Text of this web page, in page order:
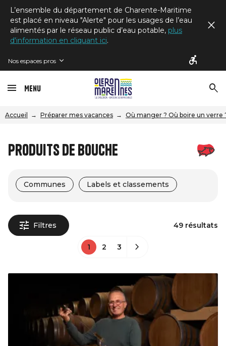
L’ensemble du département de Charente-Maritime
est placé en niveau "Alerte" pour les usages de l’eau
alimentés par le réseau public d’eau potable, plus
d'information en cliquant ici.
Nos espaces pros
Menu
Accueil Préparer mes vacances Où manger ? Où boire un verre
Produits de bouche
Communes Labels et classements
Filtres 49 résultats
1 2 3